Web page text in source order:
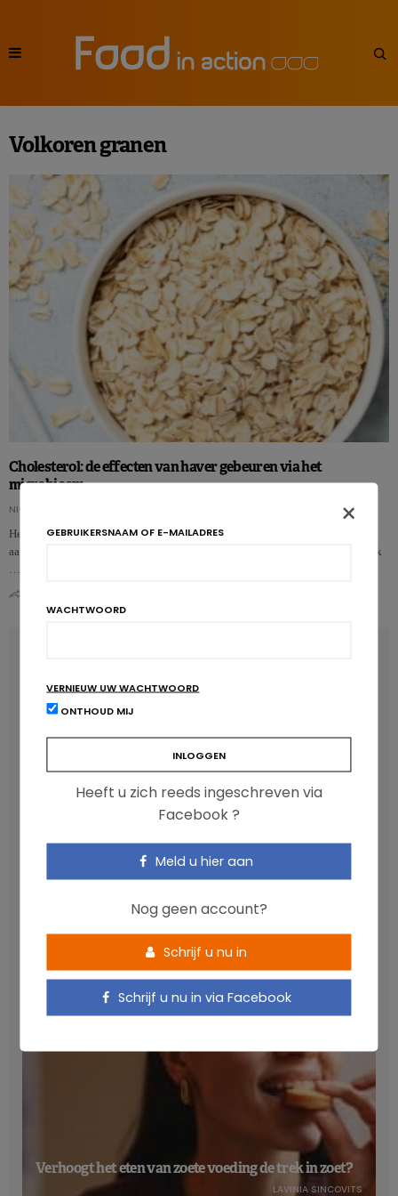
Volkoren granen
Cholesterol: de effecten van haver gebeuren via het
microbioom
NICOLAS GUGGENBÜHL
Het effect van haver op het cholesterolgehalte zou niet alleen te danken zijn
aan de bijzondere oplosbare vezels. Deze interventiestudie suggereert dat ook
…
Anthocyanen: gunstig voor de cardiometabole
Verhoogt het eten van zoete voeding de trek in zoet?
LAVINIA SINCOVITS
×
GEBRUIKERSNAAM OF E-MAILADRES
WACHTWOORD
VERNIEUW UW WACHTWOORD
ONTHOUD MIJ
Heeft u zich reeds ingeschreven via
Facebook ?
Meld u hier aan
Nog geen account?
Schrijf u nu in
Schrijf u nu in via Facebook